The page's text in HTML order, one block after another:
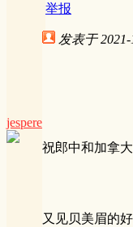
举报
jespere
发表于
祝郎中和加拿
又见贝美眉的